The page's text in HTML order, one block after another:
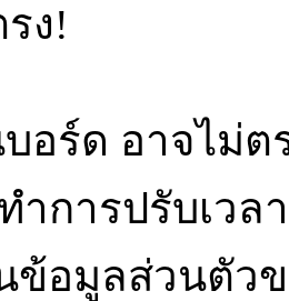
ง!
อร์ด อาจไม่
การปรับเวล
นข้อมูลส่วนตัว